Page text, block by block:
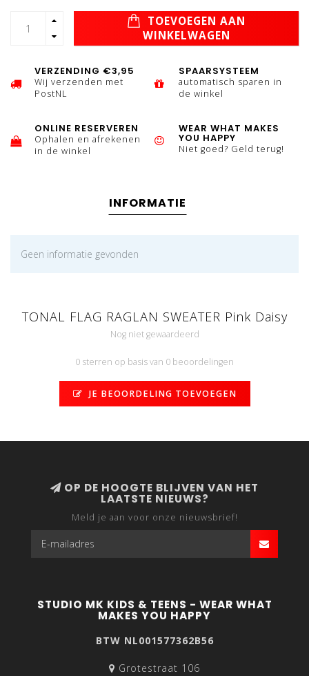
TOEVOEGEN AAN
WINKELWAGEN
VERZENDING €3,95
Wij verzenden met
PostNL
SPAARSYSTEEM
automatisch sparen in
de winkel
ONLINE RESERVEREN
Ophalen en afrekenen
in de winkel
WEAR WHAT MAKES
YOU HAPPY
Niet goed? Geld terug!
INFORMATIE
Geen informatie gevonden
TONAL FLAG RAGLAN SWEATER Pink Daisy
Nog niet gewaardeerd
0 sterren op basis van 0 beoordelingen
JE BEOORDELING TOEVOEGEN
OP DE HOOGTE BLIJVEN VAN HET
LAATSTE NIEUWS?
Meld je aan voor onze nieuwsbrief!
STUDIO MK KIDS & TEENS - WEAR WHAT
MAKES YOU HAPPY
BTW NL001577362B56
Grotestraat 106